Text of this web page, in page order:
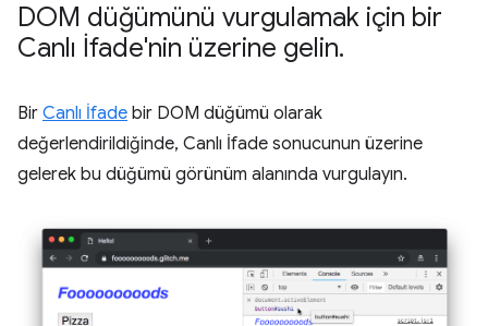
DOM düğümünü vurgulamak için bir
Canlı İfade'nin üzerine gelin.
Bir Canlı İfade bir DOM düğümü olarak
değerlendirildiğinde, Canlı İfade sonucunun üzerine
gelerek bu düğümü görünüm alanında vurgulayın.